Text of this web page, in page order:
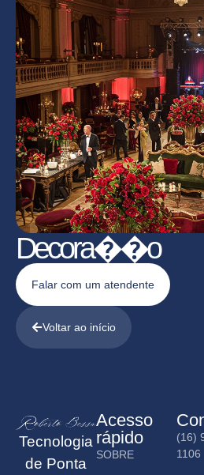
Decora��o
Falar com um atendente
Voltar ao início
Tecnologia
de Ponta
Acesso
rápido
SOBRE
(16)
1106